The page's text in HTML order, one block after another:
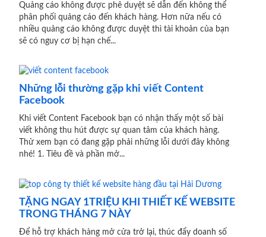
Quảng cáo không được phê duyệt sẽ dẫn đến không thể
phân phối quảng cáo đến khách hàng. Hơn nữa nếu có
nhiều quảng cáo không được duyệt thì tài khoản của bạn
sẽ có nguy cơ bị hạn chế...
Những lỗi thường gặp khi viết Content
Facebook
Khi viết Content Facebook bạn có nhận thấy một số bài
viết không thu hút được sự quan tâm của khách hàng.
Thử xem bạn có đang gặp phải những lỗi dưới đây không
nhé! 1. Tiêu đề và phần mở...
TẶNG NGAY 1TRIỆU KHI THIẾT KẾ WEBSITE
TRONG THÁNG 7 NÀY
Để hỗ trợ khách hàng mở cửa trở lại, thúc đẩy doanh số